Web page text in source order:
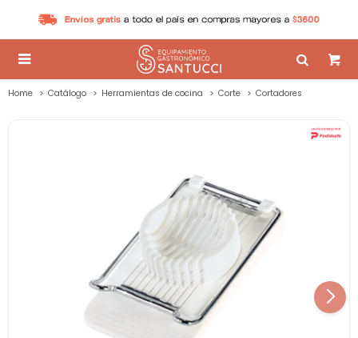

Home Catálogo Herramientas de cocina Corte Cortadores